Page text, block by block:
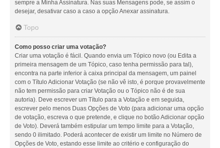
sempre a Minha Assinatura. Nas suas Mensagens pode, se assim o
desejar, desativar caso a caso a opção Anexar assinatura.
Topo
Como posso criar uma votação?
Criar uma votação é fácil. Quando envia um Tópico novo (ou Edita a
primeira mensagem de um Tópico, caso tenha permissão para tal),
encontra na parte inferior à caixa principal da mensagem, um painel
com o Título Adicionar Votação (se não vê isto, é porque provavelmente
não tem permissão para criar Votação ou o Tópico não é de sua
autoria). Deve escrever um Título para a Votação e em seguida,
escrever pelo menos Duas Opções de Voto (para adicionar uma opção
de votação, escreva o que pretende, e clique no botão Adicionar opção
de Voto). Deverá também estipular um tempo limite para a Votação,
sendo 0 ilimitado. Poderá acontecer de existir um limite no Número de
Opções de Voto, estando esse limite ao critério e configuração do